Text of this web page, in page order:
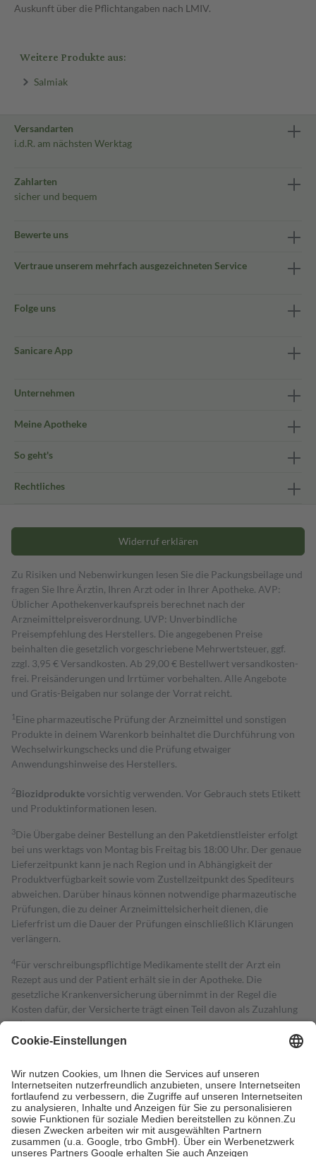
Auskunft über die Pflichtangaben nach LMIV.
Weitere Produkte aus:
Salmiak
Versandarten
i.d.R. am nächsten Werktag
Zahlarten
sicher und bequem
Bewerte uns
Vertraue unserem mehrfach ausgezeichneten Service
Folge uns
Sanicare App
Unternehmen
Meine Apotheke
So geht's
Rechtliches
Widerruf erklären
Zu Risiken und Nebenwirkungen lesen Sie die Packungsbeilage und
fragen Sie Ihre Ärztin, Ihren Arzt oder in Ihrer Apotheke. AVP:
Üblicher Apothekenverkaufspreis berechnet nach der
Arzneimittelpreisverordnung. UVP: Unverbindliche
Preisempfehlung des Herstellers. Die angegebenen Preise
beinhalten die gesetzlich vorgeschriebene Mehrwertsteuer, ggf.
zzgl. 3,95 € Versandkosten. Ab 29,00 € Bestell­wert versand­kosten­
frei. Preisänderungen und Irrtümer vorbehalten. Alle Angebote
und Gratis-Beigaben nur solange der Vorrat reicht.
1 Eine pharmazeutische Prüfung der Arzneimittel und sonstigen
Produkte in deinem Warenkorb beinhaltet die Durchführung von
Wechselwirkungschecks und die Prüfung etwaiger
Anwendungshinweise des Herstellers.
2Biozidproduktevorsichtig verwenden. Vor Gebrauch stets Etikett
und Produktinformationen lesen.
3Die Übergabe deiner Bestellung an den Paketdienstleister erfolgt
bei uns werktags von Montag bis Freitag bis 18:00 Uhr. Der genaue
Lieferzeitpunkt kann je nach Region und in Abhängigkeit der
Produktverfügbarkeit sowie vom Zustellzeitpunkt des Spediteurs
abweichen. Darüber hinaus können notwendige pharmazeutische
Prüfungen, die zu deiner Arzneimittelsicherheit dienen, die
Lieferfrist um die Dauer der Prüfungen einschließlich Klärungen
verlängern.
4Für verschreibungspflichtige Medikamente stellt der Arzt ein
Rezept aus und der Patient erhält sie in der Apotheke. Die
gesetzliche Krankenversicherung übernimmt in der Regel die
Kosten dafür, der Versicherte trägt einen Teil davon als Zuzahlung
mit.
Grundsätzlich leisten Mitglieder Zuzahlungen in Höhe von zehn
höchstens zehn Euro.
Es sind jedoch nie mehr als die tatsächlichen
Kosten der Leistung zu entrichten.
Diese Regeln gelten grundsätzlich auch für Online-Apotheken.
Bei Heilmitteln und häuslicher Krankenpflege beträgt die
Zuzahlung zehn Prozent der Kosten sowie zehn Euro je
Verordnung.